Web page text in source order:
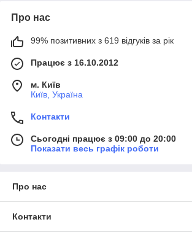
Про нас
99% позитивних з 619 відгуків за рік
Працює з 16.10.2012
м. Київ
Київ, Україна
Контакти
Сьогодні працює з 09:00 до 20:00
Показати весь графік роботи
Про нас
Контакти